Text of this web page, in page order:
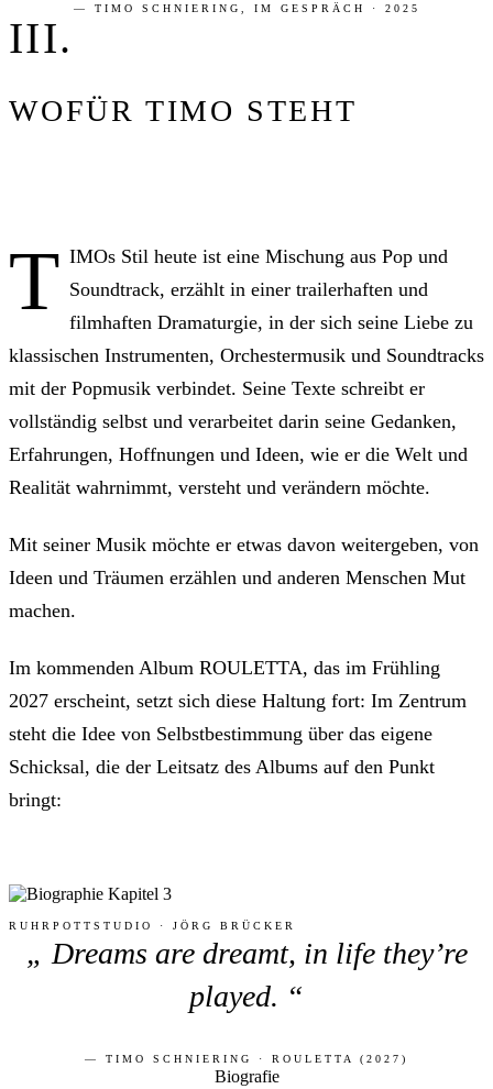
TIMO SCHNIERING, IM GESPRÄCH · 2025
III.
WOFÜR TIMO STEHT
T IMOs Stil heute ist eine Mischung aus Pop und
Soundtrack, erzählt in einer trailerhaften und
filmhaften Dramaturgie, in der sich seine Liebe zu
klassischen Instrumenten, Orchestermusik und Soundtracks
mit der Popmusik verbindet. Seine Texte schreibt er
vollständig selbst und verarbeitet darin seine Gedanken,
Erfahrungen, Hoffnungen und Ideen, wie er die Welt und
Realität wahrnimmt, versteht und verändern möchte.
Mit seiner Musik möchte er etwas davon weitergeben, von
Ideen und Träumen erzählen und anderen Menschen Mut
machen.
Im kommenden Album ROULETTA, das im Frühling
2027 erscheint, setzt sich diese Haltung fort: Im Zentrum
steht die Idee von Selbstbestimmung über das eigene
Schicksal, die der Leitsatz des Albums auf den Punkt
bringt:
RUHRPOTTSTUDIO · JÖRG BRÜCKER
Dreams are dreamt, in life they’re
played.
TIMO SCHNIERING · ROULETTA (2027)
Biografie